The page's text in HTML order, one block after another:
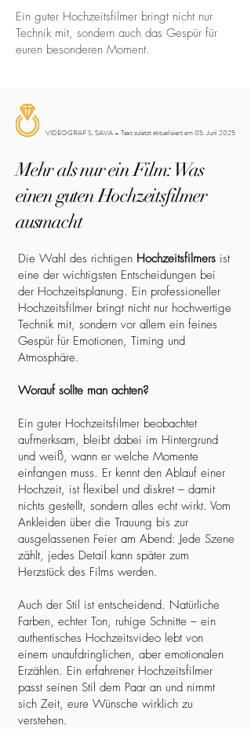
Ein guter Hochzeitsfilmer bringt nicht nur
Technik mit, sondern auch das Gespür für
euren besonderen Moment.
VIDEOGRAF S. SAVA – Text zuletzt aktualisiert am 05. Juni 2025
Mehr als nur ein Film: Was
einen guten Hochzeitsfilmer
ausmacht
Die Wahl des richtigen Hochzeitsfilmers ist
eine der wichtigsten Entscheidungen bei
der Hochzeitsplanung. Ein professioneller
Hochzeitsfilmer bringt nicht nur hochwertige
Technik mit, sondern vor allem ein feines
Gespür für Emotionen, Timing und
Atmosphäre.
Worauf sollte man achten?
Ein guter Hochzeitsfilmer beobachtet
aufmerksam, bleibt dabei im Hintergrund
und weiß, wann er welche Momente
einfangen muss. Er kennt den Ablauf einer
Hochzeit, ist flexibel und diskret – damit
nichts gestellt, sondern alles echt wirkt. Vom
Ankleiden über die Trauung bis zur
ausgelassenen Feier am Abend: Jede Szene
zählt, jedes Detail kann später zum
Herzstück des Films werden.
Auch der Stil ist entscheidend. Natürliche
Farben, echter Ton, ruhige Schnitte – ein
authentisches Hochzeitsvideo lebt von
einem unaufdringlichen, aber emotionalen
Erzählen. Ein erfahrener Hochzeitsfilmer
passt seinen Stil dem Paar an und nimmt
sich Zeit, eure Wünsche wirklich zu
verstehen.